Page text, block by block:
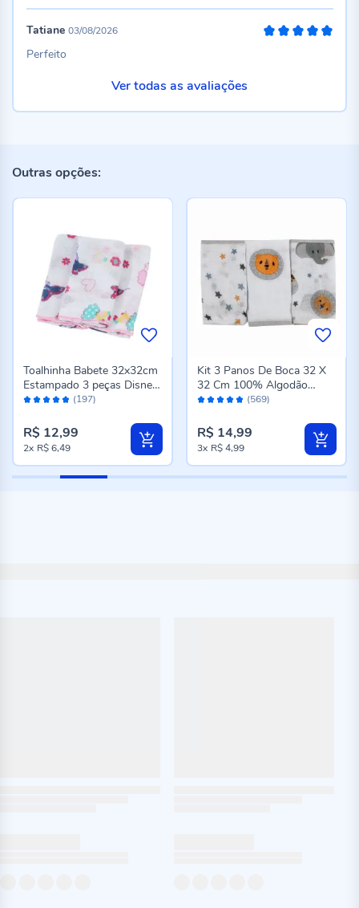
Tatiane 03/08/2026
Perfeito
Ver todas as avaliações
Outras opções:
Avaliação: (197)
Toalhinha Babete 32x32cm
Estampado 3 peças Disney
- Rosa
R$ 12,99
2x R$ 6,49
Avaliação: (569)
Kit 3 Panos De Boca 32 X
32 Cm 100% Algodão
Havan Baby - Safari
R$ 14,99
3x R$ 4,99